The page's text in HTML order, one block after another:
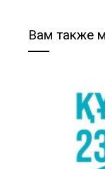
Вам также